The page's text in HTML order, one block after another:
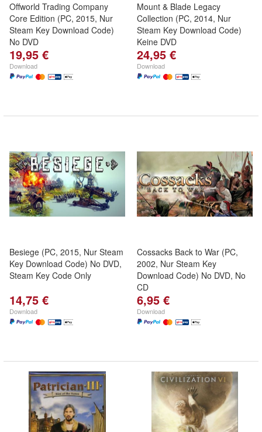
Offworld Trading Company
Core Edition (PC, 2015, Nur
Steam Key Download Code)
No DVD
19,95 €
Download
Mount & Blade Legacy
Collection (PC, 2014, Nur
Steam Key Download Code)
Keine DVD
24,95 €
Download
Besiege (PC, 2015, Nur Steam
Key Download Code) No DVD,
Steam Key Code Only
14,75 €
Download
Cossacks Back to War (PC,
2002, Nur Steam Key
Download Code) No DVD, No
CD
6,95 €
Download